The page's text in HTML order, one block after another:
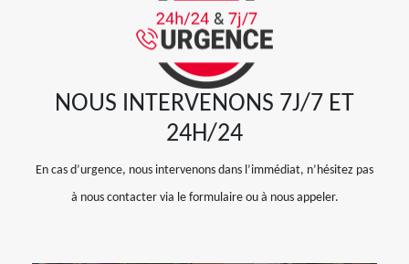
NOUS INTERVENONS 7J/7 ET
24H/24
En cas d’urgence, nous intervenons dans l’immédiat, n’hésitez pas
à nous contacter via le formulaire ou à nous appeler.